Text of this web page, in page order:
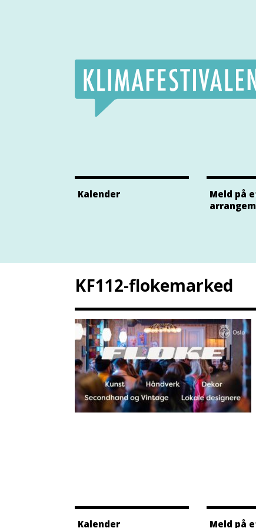
Klimafestivalens Twitter side
Klimafestivalens Instagram side
Kalender
Meld på
KF112-flokemarked
Kalender Meld på